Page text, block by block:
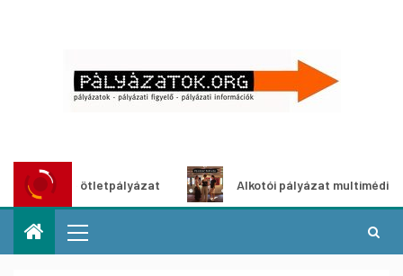
ötletpályázat Alkotói pályázat multimédia-